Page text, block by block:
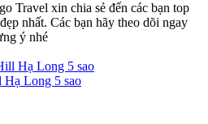
Travel xin chia sẻ đến các bạn top
nhất. Các bạn hãy theo dõi ngay
ý nhé
Long 5 sao